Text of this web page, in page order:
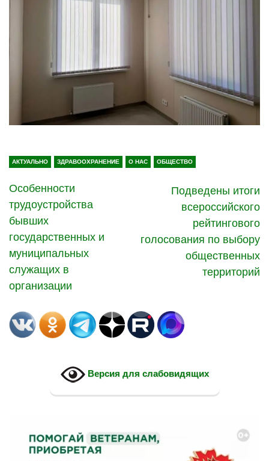
АКТУАЛЬНО ЗДРАВООХРАНЕНИЕ О НАС ОБЩЕСТВО
Особенности
трудоустройства
бывших
государственных и
муниципальных
служащих в
организации
Подведены итоги
всероссийского
рейтингового
голосования по выбору
общественных
территорий
Версия для слабовидящих